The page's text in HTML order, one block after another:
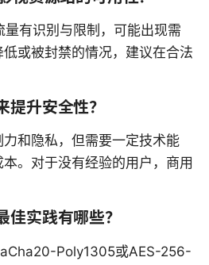
有识别与限制，可能出现需
或被封禁的情况，建议在合法
提升安全性？
和隐私，但需要一定技术能
。对于没有经验的用户，商用
佳实践有哪些？
Poly1305或AES-256-